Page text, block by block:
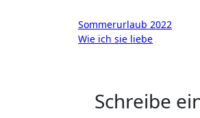
Sommerurlaub 2022
Wie ich sie liebe
Schreibe